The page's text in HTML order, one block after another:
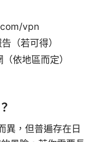
vpn
（若可得）
依地區而定）
異，但普遍存在日